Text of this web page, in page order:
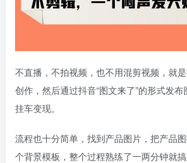
不直播，不拍视频，也不用混剪视频，就
创作，然后通过抖音“图文来了”的形式发
挂车变现。
流程也十分简单，找到产品图片，把产品
个背景模板，整个过程熟练了一两分钟就